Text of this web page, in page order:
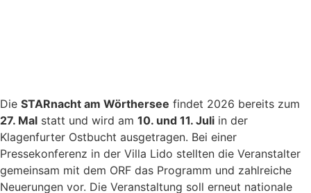
Die STARnacht am Wörthersee findet 2026 bereits zum
27. Mal statt und wird am 10. und 11. Juli in der
Klagenfurter Ostbucht ausgetragen. Bei einer
Pressekonferenz in der Villa Lido stellten die Veranstalter
gemeinsam mit dem ORF das Programm und zahlreiche
Neuerungen vor. Die Veranstaltung soll erneut nationale